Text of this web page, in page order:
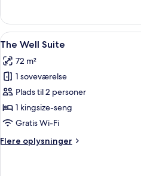
suite
Indlæs
alle
billeder
af
The
Well
Suite
4
The Well Suite
72 m²
1 soveværelse
Plads til 2 personer
1 kingsize-seng
Gratis Wi-Fi
Flere oplysninger
Flere